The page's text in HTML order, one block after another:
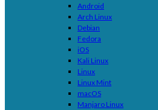
Android
Arch Linux
Debian
Fedora
iOS
Kali Linux
Linux
Linux Mint
macOS
Manjaro Linux